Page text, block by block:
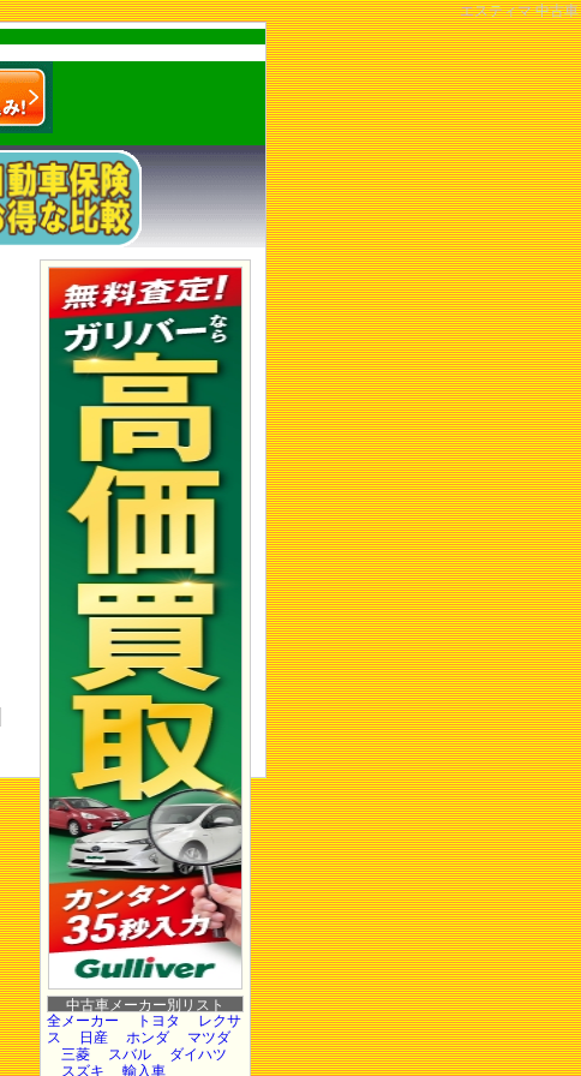
エスティマ 中古車
中古車メーカー別リスト
全メーカー
トヨタ
レクサ
ス
日産 ホンダ
マツダ
三菱
スバル
ダイハツ
スズキ
輸入車